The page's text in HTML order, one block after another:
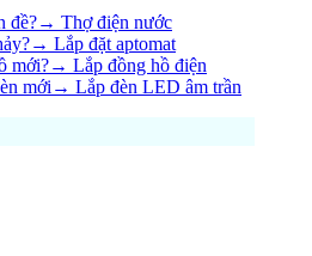
đề?→ Thợ điện nước
→ Lắp đặt aptomat
mới?→ Lắp đồng hồ điện
mới → Lắp đèn LED âm trần